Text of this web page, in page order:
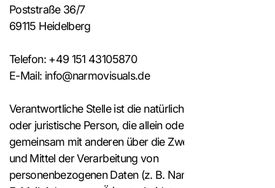
Poststraße 36/7
69115 Heidelberg
Telefon: +49 151 43105870
E-Mail: info@narmovisuals.de
Verantwortliche Stelle ist die natürliche
oder juristische Person, die allein oder
gemeinsam mit anderen über die Zwecke
und Mittel der Verarbeitung von
personenbezogenen Daten (z. B. Namen,